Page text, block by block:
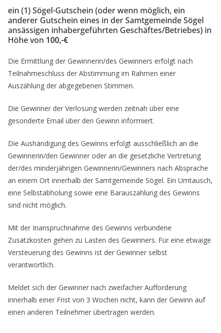
ein (1) Sögel-Gutschein (oder wenn möglich, ein
anderer Gutschein eines in der Samtgemeinde Sögel
ansässigen inhabergeführten Geschäftes/Betriebes) in
Höhe von 100,-€
Die Ermittlung der Gewinnerin/des Gewinners erfolgt nach
Teilnahmeschluss der Abstimmung im Rahmen einer
Auszählung der abgegebenen Stimmen.
Die Gewinner der Verlosung werden zeitnah über eine
gesonderte Email über den Gewinn informiert.
Die Aushändigung des Gewinns erfolgt ausschließlich an die
Gewinnerin/den Gewinner oder an die gesetzliche Vertretung
der/des minderjährigen Gewinnerin/Gewinners nach Absprache
an einem Ort innerhalb der Samtgemeinde Sögel. Ein Umtausch,
eine Selbstabholung sowie eine Barauszahlung des Gewinns
sind nicht möglich.
Mit der Inanspruchnahme des Gewinns verbundene
Zusatzkosten gehen zu Lasten des Gewinners. Für eine etwaige
Versteuerung des Gewinns ist der Gewinner selbst
verantwortlich.
Meldet sich der Gewinner nach zweifacher Aufforderung
innerhalb einer Frist von 3 Wochen nicht, kann der Gewinn auf
einen anderen Teilnehmer übertragen werden.